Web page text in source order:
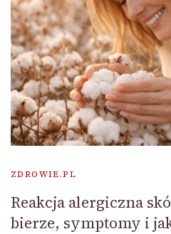
ZDROWIE.PL
Reakcja alergiczna
bierze, symptomy i